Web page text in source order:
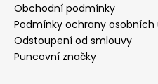
Obchodní podmínky
Podmínky ochrany osobních
Odstoupení od smlouvy
Puncovní značky